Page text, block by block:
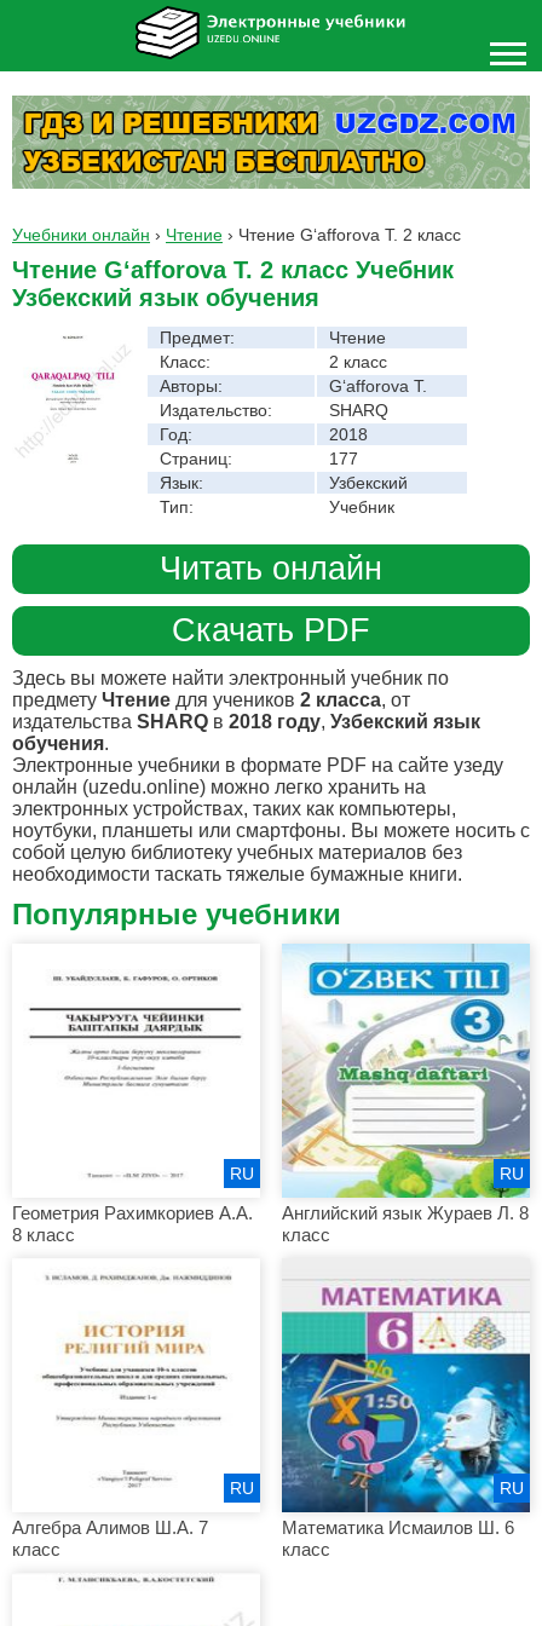
Учебники онлайн › Чтение › Чтение G‘afforova T. 2 класс
Чтение G‘afforova T. 2 класс Учебник
Узбекский язык обучения
Предмет:
Чтение
Класс:
2 класс
Авторы:
G‘afforova T.
Издательство:
SHARQ
Год:
2018
Страниц:
177
Язык:
Узбекский
Тип:
Учебник
Читать онлайн
Скачать PDF
Здесь вы можете найти электронный учебник по
предмету Чтение для учеников 2 класса, от
издательства SHARQ в 2018 году, Узбекский язык
обучения.
Электронные учебники в формате PDF на сайте узеду
онлайн (uzedu.online) можно легко хранить на
электронных устройствах, таких как компьютеры,
ноутбуки, планшеты или смартфоны. Вы можете носить с
собой целую библиотеку учебных материалов без
необходимости таскать тяжелые бумажные книги.
Популярные учебники
Геометрия Рахимкориев А.А.
8 класс
RU
Английский язык Жураев Л. 8
класс
RU
Алгебра Алимов Ш.А. 7
класс
RU
Математика Исмаилов Ш. 6
класс
RU